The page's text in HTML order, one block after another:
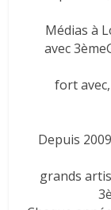
Médias à
avec
fort
Depuis
grands